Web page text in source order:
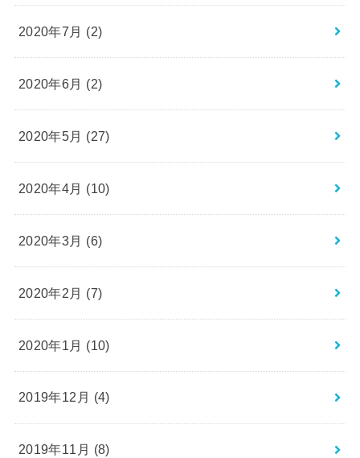
2020年7月 (2)
2020年6月 (2)
2020年5月 (27)
2020年4月 (10)
2020年3月 (6)
2020年2月 (7)
2020年1月 (10)
2019年12月 (4)
2019年11月 (8)